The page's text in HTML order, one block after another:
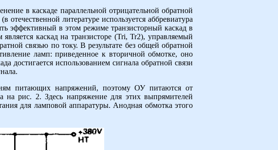
в каскаде параллельной отрицательной обратной
литературе используется аббревиатура
эффективный в этом режиме транзисторный каскад в
каскад на транзисторе (Tri, Tr2), управляемый
связью по току. В результате без общей обратной
ламп: приведенное к вторичной обмотке, оно
достигается использованием сигнала обратной связи
питающих напряжений, поэтому ОУ питаются от
на рис. 2. Здесь напряжение для этих выпрямителей
для ламповой аппаратуры. Анодная обмотка этого